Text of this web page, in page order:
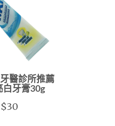
醫診所推薦
白牙膏30g
$30